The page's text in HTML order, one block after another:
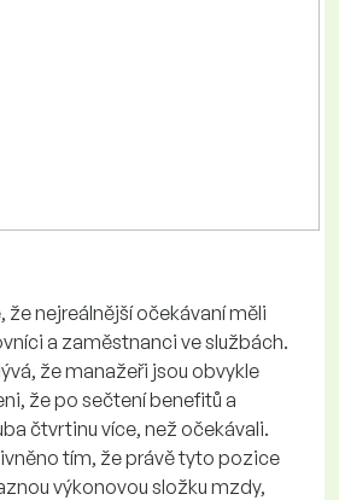
že nejreálnější očekávaní měli
a zaměstnanci ve službách.
že manažeři jsou obvykle
že po sečtení benefitů a
čtvrtinu více, než očekávali.
tím, že právě tyto pozice
výkonovou složku mzdy,